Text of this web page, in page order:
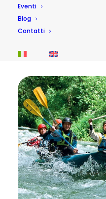
Eventi
Blog
Contatti
Rafting a
breve)
20,00 €
a